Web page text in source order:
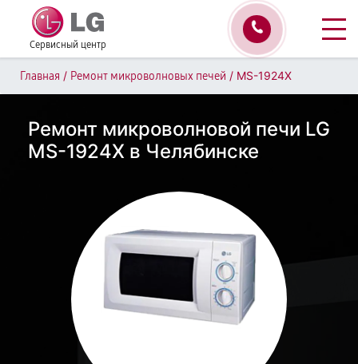
Сервисный центр
Главная / Ремонт микроволновых печей / MS-1924X
Ремонт микроволновой печи LG
MS-1924X в Челябинске